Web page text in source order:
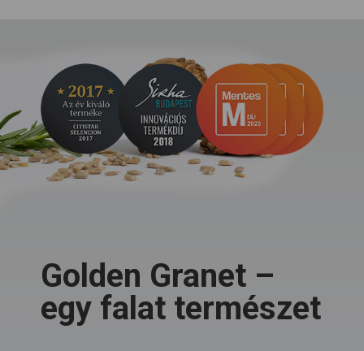
Golden Granet –
egy falat természet